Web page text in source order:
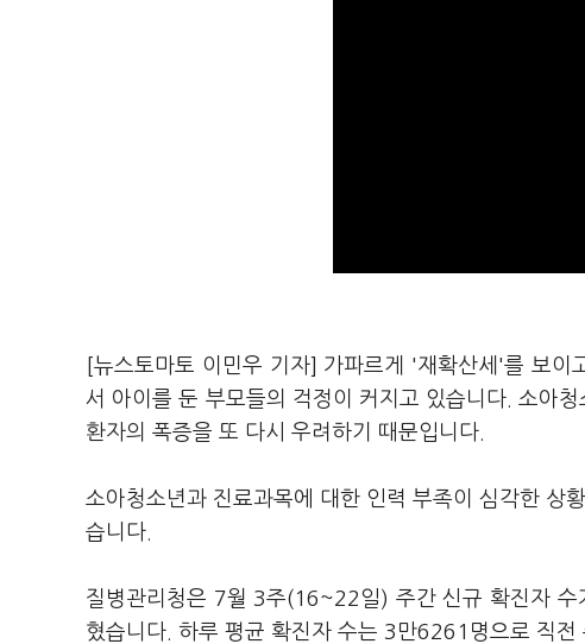
[뉴스토마토 이민우 기자] 가파르게 '재확산세'를 보
서 아이를 둔 부모들의 걱정이 커지고 있습니다. 소아
환자의 폭증을 또 다시 우려하기 때문입니다.
소아청소년과 진료과목에 대한 인력 부족이 심각한 상
습니다.
질병관리청은 7월 3주(16~22일) 주간 신규 확진자
혔습니다. 하루 평균 확진자 수는 3만6261명으로 직